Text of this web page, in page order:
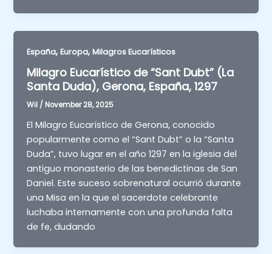
España,Europa,Milagros Eucarísticos
Milagro Eucarístico de “Sant Dubt” (La
Santa Duda), Gerona, España, 1297
Wil / November 28, 2025
El Milagro Eucarístico de Gerona, conocido
popularmente como el “Sant Dubt” o la “Santa
Duda”, tuvo lugar en el año 1297 en la iglesia del
antiguo monasterio de las benedictinas de San
Daniel. Este suceso sobrenatural ocurrió durante
una Misa en la que el sacerdote celebrante
luchaba internamente con una profunda falta
de fe, dudando